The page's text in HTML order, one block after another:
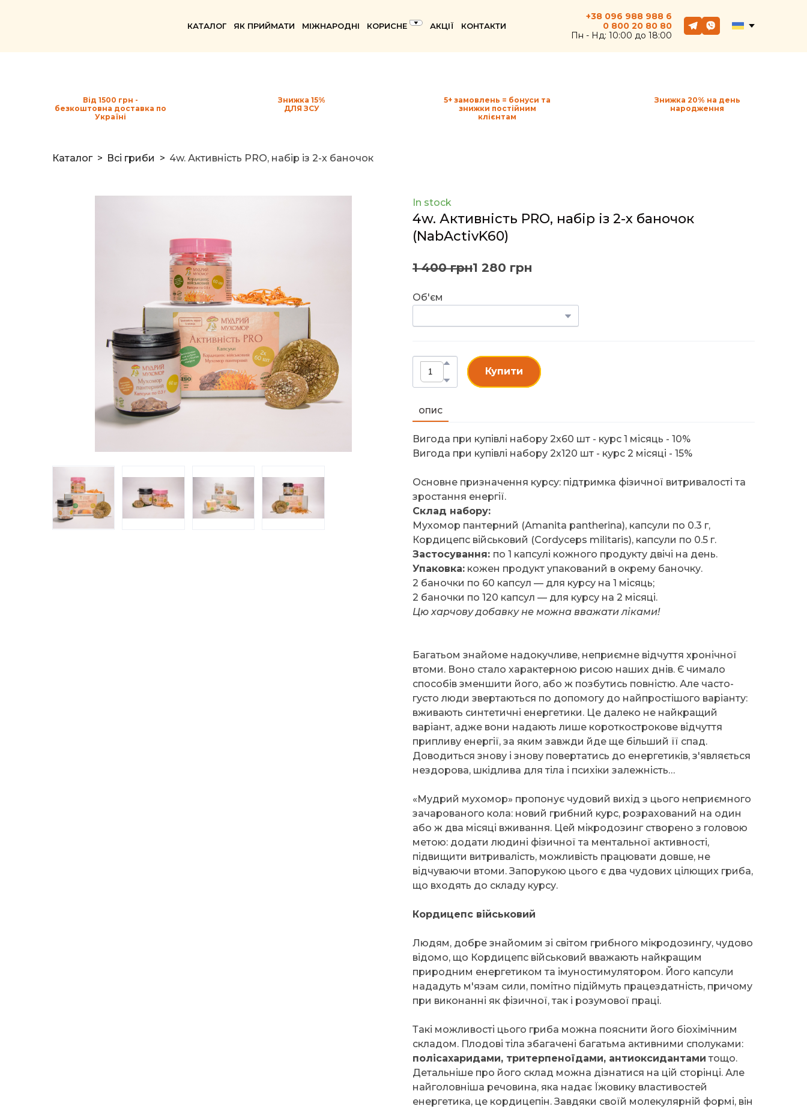
КАТАЛОГ ЯК ПРИЙМАТИ МІЖНАРОДНІ КОРИСНЕ АКЦІЇ КОНТАКТИ
+38 096 988 988 6
0 800 2080 80
Пн - Hд: 10:00 до 18:00
Знижка 15%
ДЛЯ ЗСУ
Від 1500 грн -
безкоштовна доставка по
Україні
5+ замовлень = бонуси та
знижки постійним
клієнтам
Знижка 20% на день
народження
Каталог Всі гриби 4w. Активність PRO, набір із 2-х баночок
In stock
4w. Активність PRO, набір із 2-х баночок
(NabActivK60)
1 400 грн1 280 грн
Об'єм
Купити
ОПИС
Вигода при купівлі набору 2х60 шт - курс 1 місяць - 10%
Вигода при купівлі набору 2х120 шт - курс 2 місяці - 15%
Основне призначення курсу: підтримка фізичної витривалості та
зростання енергії.
Склад набору:
Мухомор пантерний (Amanita pantherina), капсули по 0.3 г,
Кордицепс військовий (Cordyceps militaris), капсули по 0.5 г.
Застосування: по 1 капсулі кожного продукту двічі на день.
Упаковка: кожен продукт упакований в окрему баночку.
2 баночки по 60 капсул — для курсу на 1 місяць;
2 баночки по 120 капсул — для курсу на 2 місяці.
Цю харчову добавку не можна вважати ліками!
Багатьом знайоме надокучливе, неприємне відчуття хронічної
втоми. Воно стало характерною рисою наших днів. Є чимало
способів зменшити його, або ж позбутись повністю. Але часто-
густо люди звертаються по допомогу до найпростішого варіанту:
вживають синтетичні енергетики. Це далеко не найкращий
варіант, адже вони надають лише короткострокове відчуття
припливу енергії, за яким завжди йде ще більший її спад.
Доводиться знову і знову повертатись до енергетиків, з'являється
нездорова, шкідлива для тіла і психіки залежність…
«Мудрий мухомор» пропонує чудовий вихід з цього неприємного
зачарованого кола: новий грибний курс, розрахований на один
або ж два місяці вживання. Цей мікродозинг створено з головою
метою: додати людині фізичної та ментальної активності,
підвищити витривалість, можливість працювати довше, не
відчуваючи втоми. Запорукою цього є два чудових цілющих гриба,
що входять до складу курсу.
Кордицепс військовий
Людям, добре знайомим зі світом грибного мікродозингу, чудово
відомо, що Кордицепс військовий вважають найкращим
природним енергетиком та імуностимулятором. Його капсули
нададуть м'язам сили, помітно підіймуть працездатність, причому
при виконанні як фізичної, так і розумової праці.
Такі можливості цього гриба можна пояснити його біохімічним
складом. Плодові тіла збагачені багатьма активними сполуками:
полісахаридами, тритерпеноїдами, антиоксидантами тощо.
Детальніше про його склад можна дізнатися на цій сторінці. Але
найголовніша речовина, яка надає Їжовику властивостей
енергетика, це кордицепін. Завдяки своїй молекулярній формі, він